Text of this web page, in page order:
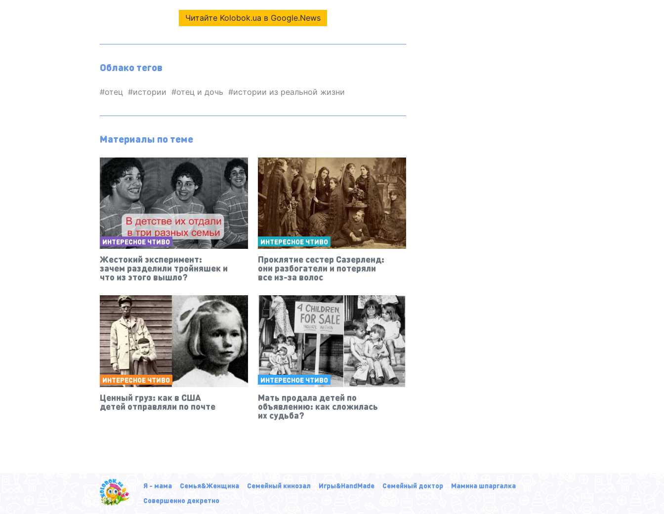
Читайте Kolobok.ua в Google.News
Облако тегов
отец истории отец и дочь истории из реальной жизни
Материалы по теме
ИНТЕРЕСНОЕ ЧТИВО
Жестокий эксперимент:
зачем разделили тройняшек и
что из этого вышло?
ИНТЕРЕСНОЕ ЧТИВО
Проклятие сестер Сазерленд:
они разбогатели и потеряли
все из-за волос
ИНТЕРЕСНОЕ ЧТИВО
Ценный груз: как в США
детей отправляли по почте
ИНТЕРЕСНОЕ ЧТИВО
Мать продала детей по
объявлению: как сложилась
их судьба?
Я - мама Семья&Женщина Семейный кинозал Игры&HandMade Семейный доктор
Мамина шпаргалка
Совершенно декретно